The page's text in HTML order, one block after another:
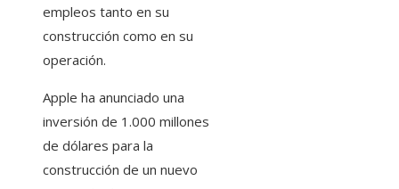
empleos tanto en su
construcción como en su
operación.​
Apple ha anunciado una
inversión de 1.000 millones
de dólares para la
construcción de un nuevo